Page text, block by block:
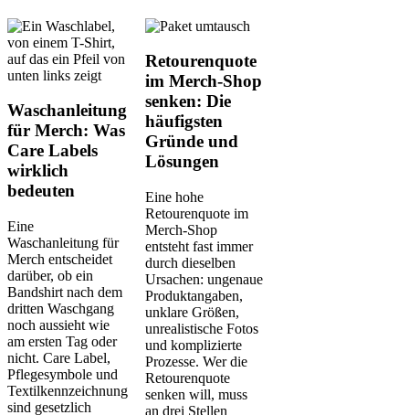
Waschanleitung
für Merch: Was
Care Labels
wirklich
bedeuten
Eine
Waschanleitung für
Merch entscheidet
darüber, ob ein
Bandshirt nach dem
dritten Waschgang
noch aussieht wie
am ersten Tag oder
nicht. Care Label,
Pflegesymbole und
Textilkennzeichnung
sind gesetzlich
Retourenquote
im Merch-Shop
senken: Die
häufigsten
Gründe und
Lösungen
Eine hohe
Retourenquote im
Merch-Shop
entsteht fast immer
durch dieselben
Ursachen: ungenaue
Produktangaben,
unklare Größen,
unrealistische Fotos
und komplizierte
Prozesse. Wer die
Retourenquote
senken will, muss
an drei Stellen